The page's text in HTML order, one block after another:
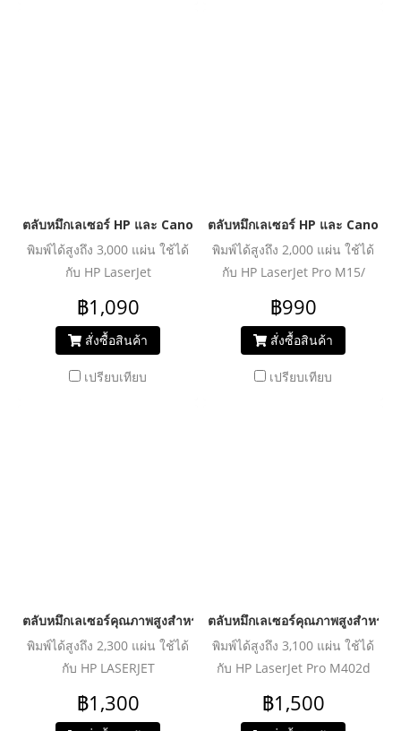
ตลับหมึกเลเซอร์ HP และ Canon รุ่น Q2612A /Canon 303/FX9/
พิมพ์ได้สูงถึง 3,000 แผ่น ใช้ได้
กับ HP LaserJet
1010/1012/1015/1018/1020/1020rf/1022/
1022A/1022n/1022nw/3015/3015rf/3030/3030rf/3050/3050z/
LaserJet M1005/M1319f/
MF4320d/MF4350d/MF4370dn/MF4380dn/
฿1,090
สั่งซื้อสินค้า
เปรียบเทียบ
ตลับหมึกเลเซอร์ HP และ Canon
พิมพ์ได้สูงถึง 2,000 แผ่น ใช้ได้
กับ HP LaserJet Pro M15/
M15w/ M16/ MFP
M28a/M28w/ M29a/ M29w/
MFP M31
฿990
สั่งซื้อสินค้า
เปรียบเทียบ
ตลับหมึกเลเซอร์คุณภาพสูงสำหรับ HP และ Canon รุ่น CE505A/
พิมพ์ได้สูงถึง 2,300 แผ่น ใช้ได้
กับ HP LASERJET
P2035/P2035n/P2055d/P2055dn
Canon Image Class D1150,
฿1,300
ตลับหมึกเลเซอร์คุณภาพสูงสำหรับ
พิมพ์ได้สูงถึง 3,100 แผ่น ใช้ได้
กับ HP LaserJet Pro M402d
/M402dn /M402dw /M402n
/MFP M426dw /MFP
฿1,500